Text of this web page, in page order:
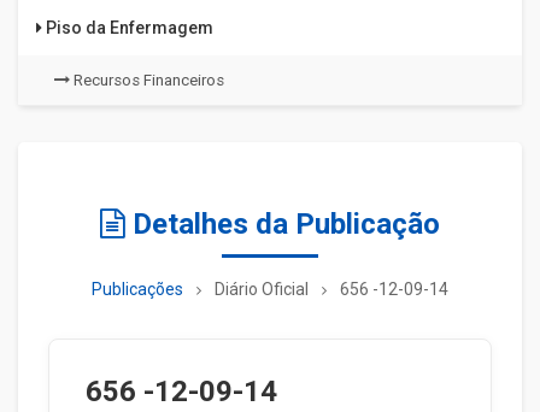
Piso da Enfermagem
Recursos Financeiros
Detalhes da Publicação
Publicações Diário Oficial 656 -12-09-14
656 -12-09-14